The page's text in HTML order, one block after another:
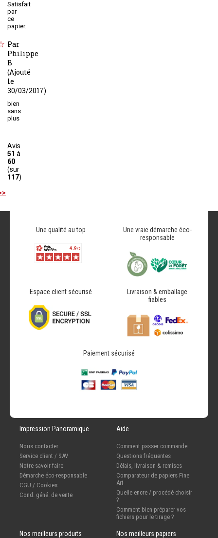
Satisfait
par
ce
papier.
Par
Philippe
B
(Ajouté
le
30/03/2017)
bien
sans
plus
Avis
51 à
60
(sur
117)
Une qualité au top
Une vraie démarche éco-
responsable
Espace client sécurisé
Livraison & emballage
fiables
Paiement sécurisé
Impression Panoramique
Nous contacter
Service client / SAV
Notre savoir-faire
Démarche éco-responsable
CGU / Cookies
Cond. géné. de vente
Aide
Comment passer commande
Questions fréquentes
Délais, livraison & remises
Comparateur de papiers Fine
Art
Quelle encre / procédé choisir
?
Comment bien préparer vos
fichiers pour le tirage ?
Nos meilleurs produits Nos meilleurs papiers